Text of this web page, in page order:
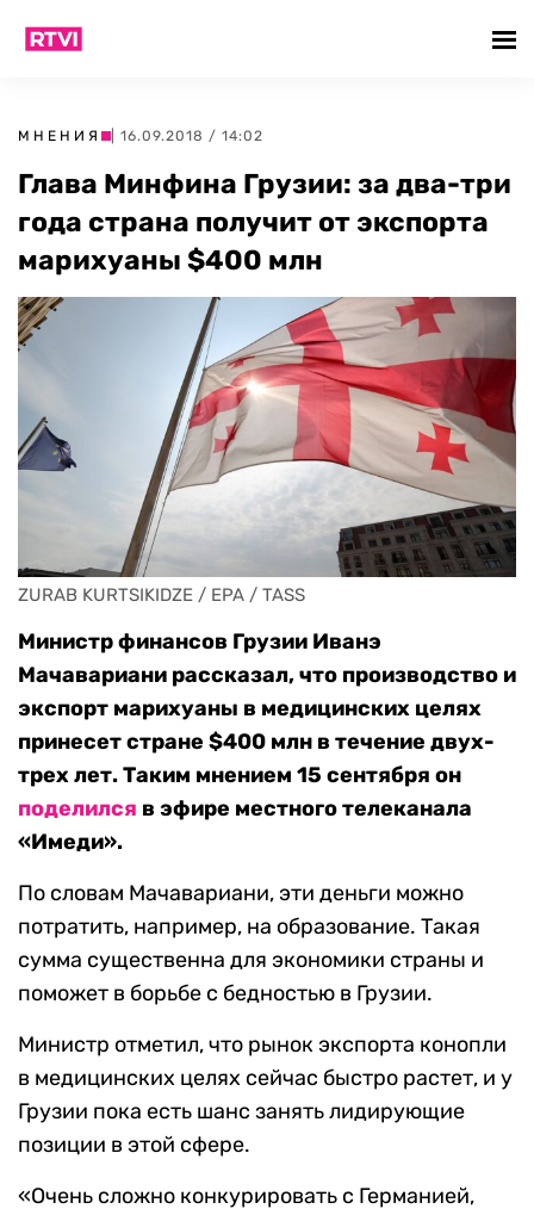
МНЕНИЯ | 16.09.2018 / 14:02
Глава Минфина Грузии: за два-три
года страна получит от экспорта
марихуаны $400 млн
ZURAB KURTSIKIDZE / EPA / TASS
Министр финансов Грузии Иванэ
Мачавариани рассказал, что производство и
экспорт марихуаны в медицинских целях
принесет стране $400 млн в течение двух-
трех лет. Таким мнением 15 сентября он
поделился в эфире местного телеканала
«Имеди».
По словам Мачавариани, эти деньги можно
потратить, например, на образование. Такая
сумма существенна для экономики страны и
поможет в борьбе с бедностью в Грузии.
Министр отметил, что рынок экспорта конопли
в медицинских целях сейчас быстро растет, и у
Грузии пока есть шанс занять лидирующие
позиции в этой сфере.
«Очень сложно конкурировать с Германией,